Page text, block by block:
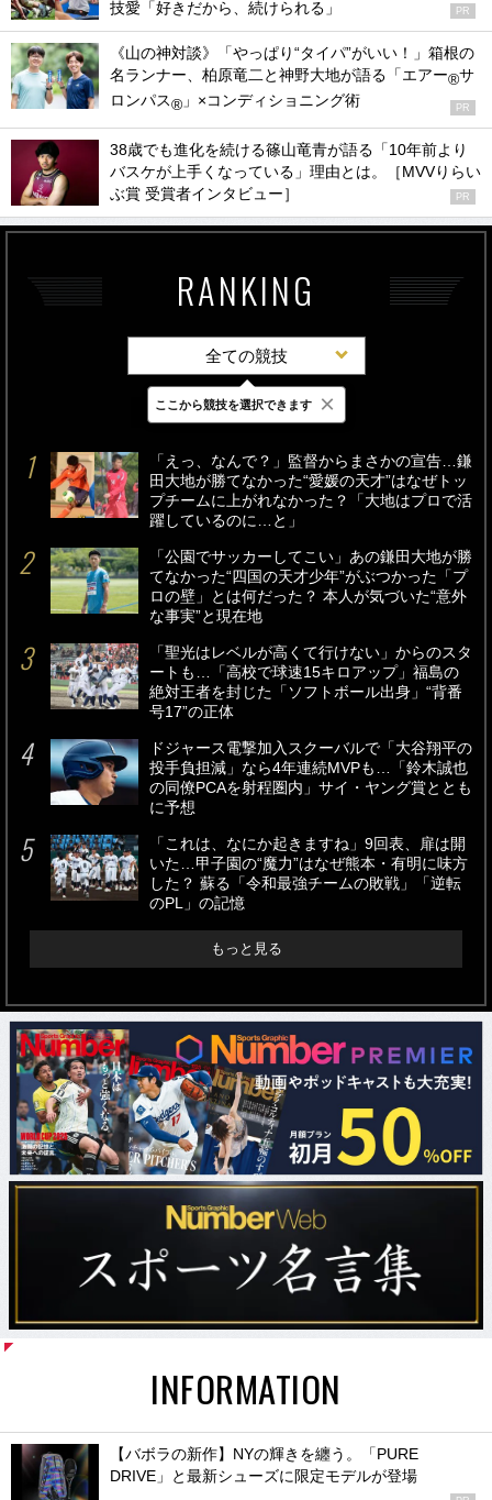
技愛「好きだから、続けられる」 PR
《山の神対談》「やっぱり“タイパ”がいい！」箱根の
名ランナー、柏原竜二と神野大地が語る「エアー®サ
ロンパス® 」×コンディショニング術 PR
38歳でも進化を続ける篠山竜青が語る「10年前より
バスケが上手くなっている」理由とは。［MVVりらい
ぶ賞 受賞者インタビュー］
PR
RANKING
全ての競技
最新 24時間 週間
「えっ、なんで？」監督からまさかの宣告…鎌
田大地が勝てなかった“愛媛の天才”はなぜトッ
プチームに上がれなかった？「大地はプロで活
躍しているのに…と」
「公園でサッカーしてこい」あの鎌田大地が勝
てなかった“四国の天才少年”がぶつかった「プ
ロの壁」とは何だった？ 本人が気づいた“意外
な事実”と現在地
「聖光はレベルが高くて行けない」からのスタ
ートも…「高校で球速15キロアップ」福島の
絶対王者を封じた「ソフトボール出身」“背番
号17”の正体
ドジャース電撃加入スクーバルで「大谷翔平の
投手負担減」なら4年連続MVPも…「鈴木誠也
の同僚PCAを射程圏内」サイ・ヤング賞ととも
に予想
「これは、なにか起きますね」9回表、扉は開
いた…甲子園の“魔力”はなぜ熊本・有明に味方
した？ 蘇る「令和最強チームの敗戦」「逆転
のPL」の記憶
もっと見る
INFORMATION
【バボラの新作】NYの輝きを纏う。「PURE
DRIVE」と最新シューズに限定モデルが登場
ここから競技を選択できます ×